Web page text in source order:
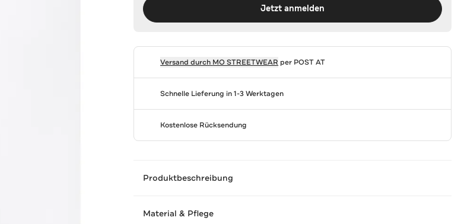
Jetzt anmelden
Versand durch MO STREETWEAR per POST AT
Schnelle Lieferung in 1-3 Werktagen
Kostenlose Rücksendung
Produktbeschreibung
Material & Pflege